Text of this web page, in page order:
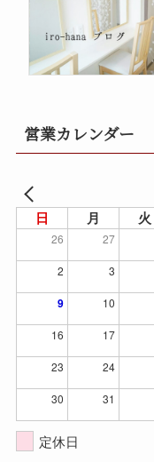
営業カレンダー
日 月 火
26 27
2 3
9 10
16 17
23 24
30 31
定休日